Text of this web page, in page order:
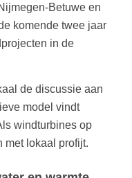
Betuwe en
komende twee jaar
in de
de discussie aan
model vindt
windturbines op
met lokaal profijt.